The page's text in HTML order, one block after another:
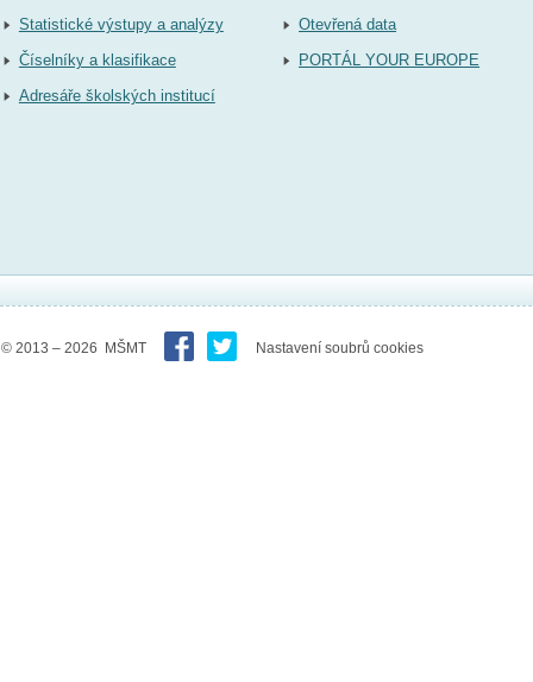
Statistické výstupy a analýzy
Číselníky a klasifikace
Adresáře školských institucí
Otevřená data
PORTÁL YOUR EUROPE
© 2013 – 2026 MŠMT Nastavení soubrů cookies